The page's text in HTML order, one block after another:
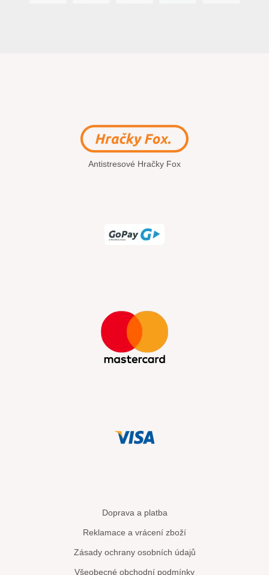
Antistresové Hračky Fox
Doprava a platba
Reklamace a vrácení zboží
Zásady ochrany osobních údajů
Všeobecné obchodní podmínky